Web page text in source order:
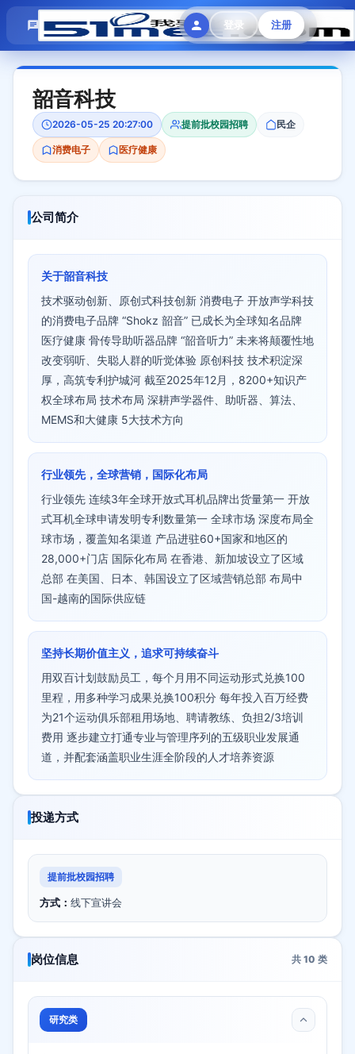
登录 注册
模拟面试 题目大全 招聘中心 会员专区
韶音科技
2026-05-25 20:27:00 提前批校园招聘 民企
消费电子 医疗健康
公司简介
关于韶音科技
技术驱动创新、原创式科技创新 消费电子 开放声学科技
的消费电子品牌 “Shokz 韶音” 已成长为全球知名品牌
医疗健康 骨传导助听器品牌 “韶音听力” 未来将颠覆性地
改变弱听、失聪人群的听觉体验 原创科技 技术积淀深
厚，高筑专利护城河 截至2025年12月，8200+知识产
权全球布局 技术布局 深耕声学器件、助听器、算法、
MEMS和大健康 5大技术方向
行业领先，全球营销，国际化布局
行业领先 连续3年全球开放式耳机品牌出货量第一 开放
式耳机全球申请发明专利数量第一 全球市场 深度布局全
球市场，覆盖知名渠道 产品进驻60+国家和地区的
28,000+门店 国际化布局 在香港、新加坡设立了区域
总部 在美国、日本、韩国设立了区域营销总部 布局中
国-越南的国际供应链
坚持长期价值主义，追求可持续奋斗
用双百计划鼓励员工，每个月用不同运动形式兑换100
里程，用多种学习成果兑换100积分 每年投入百万经费
为21个运动俱乐部租用场地、聘请教练、负担2/3培训
费用 逐步建立打通专业与管理序列的五级职业发展通
道，并配套涵盖职业生涯全阶段的人才培养资源
投递方式
提前批校园招聘
方式： 线下宣讲会
岗位信息 共 10 类
研究类